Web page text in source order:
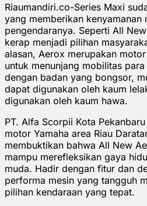
Riaumandiri.co-Series Maxi
yang memberikan kenyamanan
pengendaranya. Seperti All
kerap menjadi pilihan
alasan, Aerox merupakan
untuk menunjang mobilitas
dengan badan yang bongsor,
dapat digunakan oleh kaum
digunakan oleh kaum hawa.
PT. Alfa Scorpii Kota
motor Yamaha area Riau
membuktikan bahwa All New
mampu merefleksikan gaya
muda. Hadir dengan fitur dan
performa mesin yang tangguh
pilihan kendaraan yang tepat.